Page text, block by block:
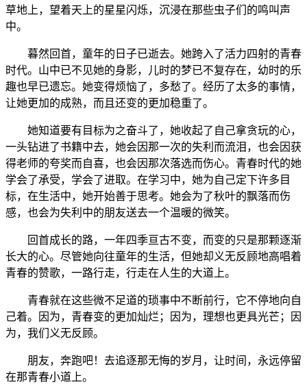
草地上，望着天上的星星闪烁，沉浸在那些虫子们的鸣叫声
中。
暮然回首，童年的日子已逝去。她跨入了活力四射的青春
时代。山中已不见她的身影，儿时的梦已不复存在，幼时的乐
趣也早已遗忘。她变得烦恼了，多愁了。经历了太多的事情，
让她更加的成熟，而且还变的更加稳重了。
她知道要有目标为之奋斗了，她收起了自己拿贪玩的心，
一头钻进了书籍中去，她会因那一次的失利而流泪，也会因获
得老师的夸奖而自喜，也会因那次落选而伤心。青春时代的她
学会了承受，学会了进取。在学习中，她为自己定下许多目
标，在生活中，她开始善于思考。她会为了秋叶的飘落而伤
感，也会为失利中的朋友送去一个温暖的微笑。
回首成长的路，一年四季亘古不变，而变的只是那颗逐渐
长大的心。尽管她向往童年的生活，但她却义无反顾地高唱着
青春的赞歌，一路行走，行走在人生的大道上。
青春就在这些微不足道的琐事中不断前行，它不停地向自
己着。因为，青春变的更加灿烂；因为，理想也更具光芒；因
为，我们义无反顾。
朋友，奔跑吧！去追逐那无悔的岁月，让时间，永远停留
在那青春小道上。